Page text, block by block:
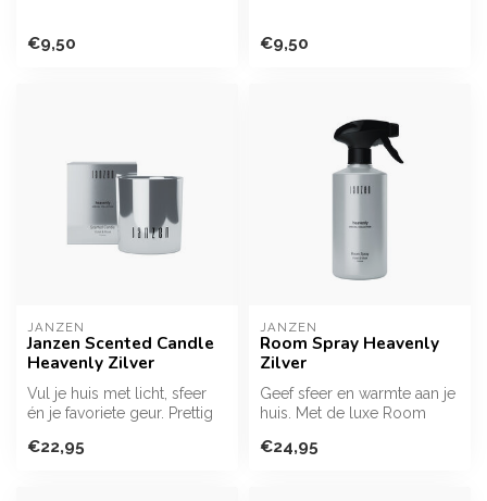
€9,50
met deze weelderige
€9,50
JANZEN
Janzen Scented Candle
Heavenly Zilver
Vul je huis met licht, sfeer
én je favoriete geur. Prettig
€22,95
JANZEN
Room Spray Heavenly
Zilver
Geef sfeer en warmte aan je
huis. Met de luxe Room
v...
€24,95